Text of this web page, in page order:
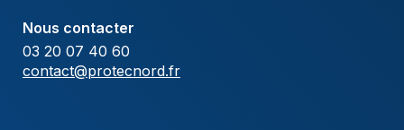
Nous contacter
03 20 07 40 60
contact@protecnord.fr